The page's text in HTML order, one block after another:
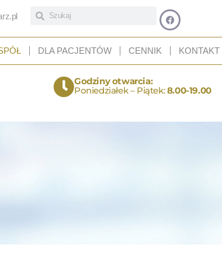
DLA PACJENTÓW CENNIK KONTAKT
Godziny otwarcia:
Poniedziałek – Piątek:8.00-19.00